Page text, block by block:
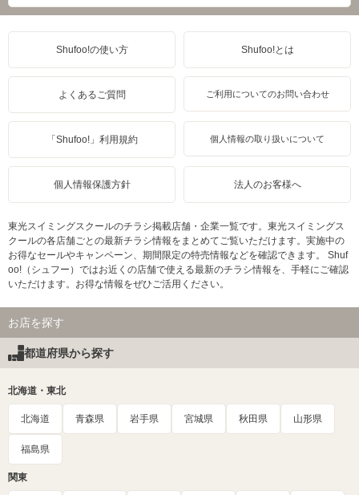
Shufoo!の使い方 Shufoo!とは
よくあるご質問 ご利用についてのお問い合わせ
「Shufoo!」利用規約 個人情報の取り扱いについて
個人情報保護方針 法人のお客様へ
東光スイミングスクールのチラシ掲載店舗・企業一覧です。東光スイミングス
クールの各店舗ごとの最新チラシ情報をまとめてご覧いただけます。実施中の
お得なセールやキャンペーン、期間限定の特売情報などを確認できます。 Shuf
oo!（シュフー）ではお近くの店舗で使える最新のチラシ情報を、手軽にご確認
いただけます。お得な情報をぜひご活用ください。
お店を探す
都道府県から探す
北海道・東北
北海道 青森県 岩手県 宮城県 秋田県 山形県
福島県
関東